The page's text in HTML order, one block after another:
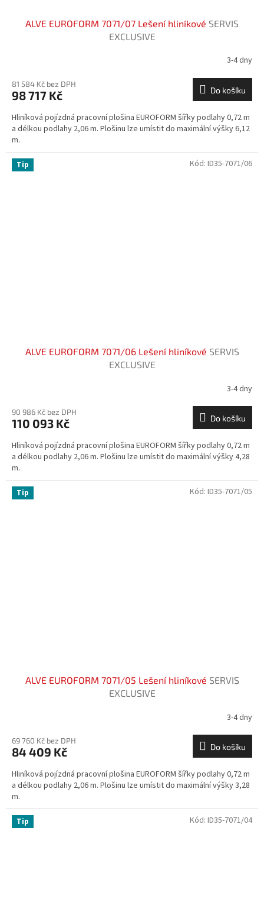
ALVE EUROFORM 7071/07 Lešení hliníkové SERVIS
EXCLUSIVE
3-4 dny
81 584 Kč bez DPH
98 717 Kč Do košíku
Hliníková pojízdná pracovní plošina EUROFORM šířky podlahy 0,72 m
a délkou podlahy 2,06 m. Plošinu lze umístit do maximální výšky 6,12
m.
Tip
ALVE EUROFORM 7071/06 Lešení hliníkové SERVIS
EXCLUSIVE
3-4 dny
90 986 Kč bez DPH
110 093 Kč Do košíku
Hliníková pojízdná pracovní plošina EUROFORM šířky podlahy 0,72 m
a délkou podlahy 2,06 m. Plošinu lze umístit do maximální výšky 4,28
m.
Kód: ID35-7071/06
Tip
ALVE EUROFORM 7071/05 Lešení hliníkové SERVIS
EXCLUSIVE
3-4 dny
69 760 Kč bez DPH
84 409 Kč Do košíku
Hliníková pojízdná pracovní plošina EUROFORM šířky podlahy 0,72 m
a délkou podlahy 2,06 m. Plošinu lze umístit do maximální výšky 3,28
m.
Kód: ID35-7071/05
Tip Kód: ID35-7071/04